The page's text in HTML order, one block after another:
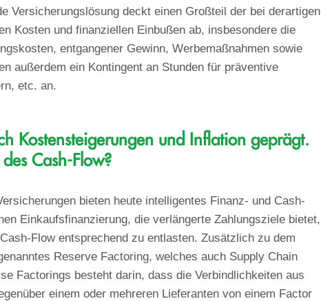
Versicherungslösung deckt einen Großteil der bei derartigen
Kosten und finanziellen Einbußen ab, insbesondere die
entgangener Gewinn, Werbemaßnahmen sowie
außerdem ein Kontingent an Stunden für präventive
etc. an.
Kostensteigerungen und Inflation geprägt.
Cash-Flow?
bieten heute intelligentes Finanz- und Cash-
Einkaufsfinanzierung, die verlängerte Zahlungsziele bietet,
Flow entsprechend zu entlasten. Zusätzlich zu dem
Reserve Factoring, welches auch Supply Chain
Factorings besteht darin, dass die Verbindlichkeiten aus
einem oder mehreren Lieferanten von einem Factor